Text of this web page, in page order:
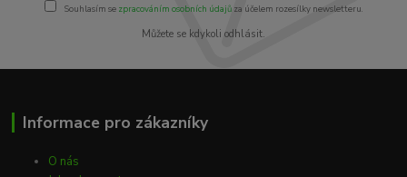
Souhlasím se zpracováním osobních údajůza účelem rozesílky newsletteru.
Můžete se kdykoli odhlásit.
Informace pro zákazníky
O nás